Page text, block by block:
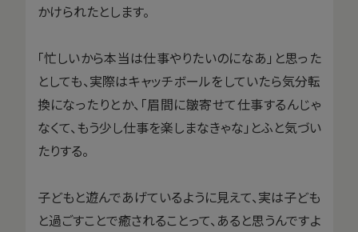
かけられたとします。
「忙しいから本当は仕事やりたいのになあ」と思った
としても、実際はキャッチボールをしていたら気分転
換になったりとか、「眉間に皺寄せて仕事するんじゃ
なくて、もう少し仕事を楽しまなきゃな」とふと気づい
たりする。
子どもと遊んであげているように見えて、実は子ども
と過ごすことで癒されることって、あると思うんですよ